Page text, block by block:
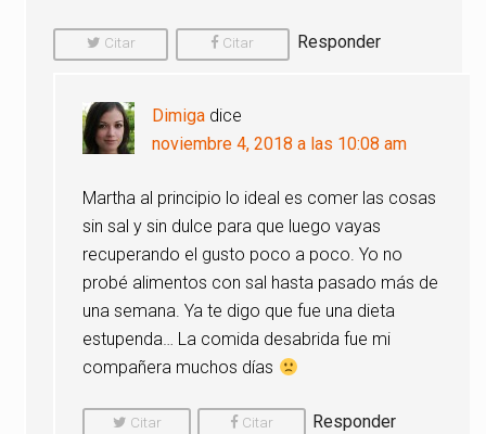
Citar
Comentario
Citar
Comentario
Responder
Dimiga dice
noviembre 4, 2018 a las 10:08 am
Martha al principio lo ideal es comer las cosas
sin sal y sin dulce para que luego vayas
recuperando el gusto poco a poco. Yo no
probé alimentos con sal hasta pasado más de
una semana. Ya te digo que fue una dieta
estupenda… La comida desabrida fue mi
compañera muchos días
Citar
Citar
Responder